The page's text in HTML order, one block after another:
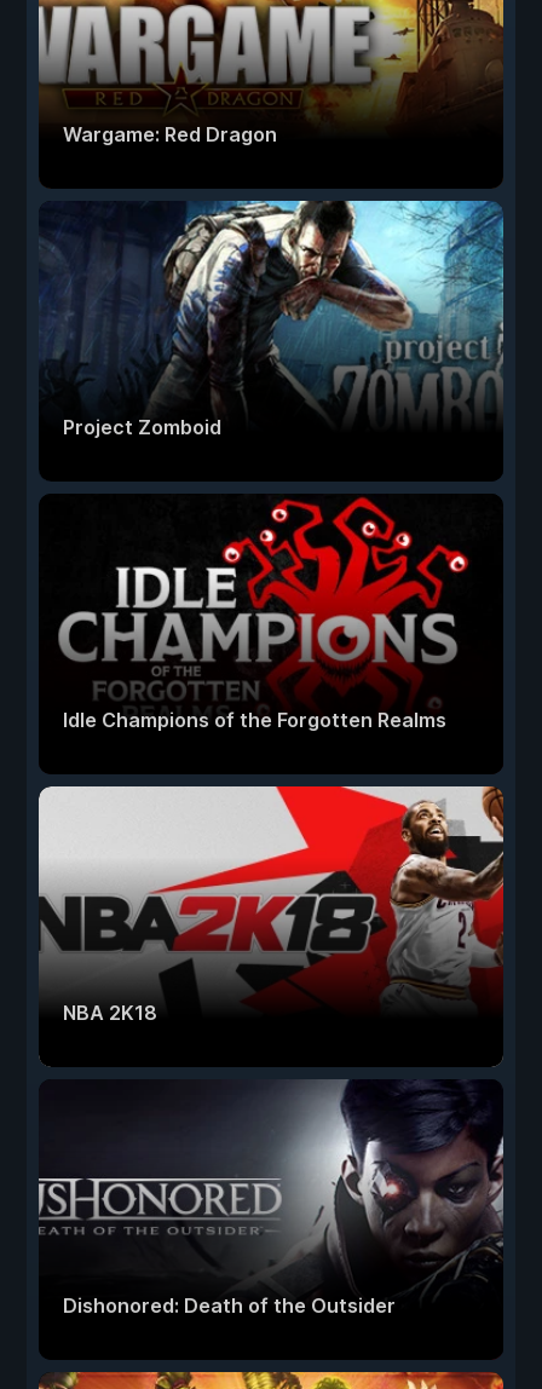
Wargame: Red Dragon
Project Zomboid
Idle Champions of the Forgotten Realms
NBA 2K18
Dishonored: Death of the Outsider